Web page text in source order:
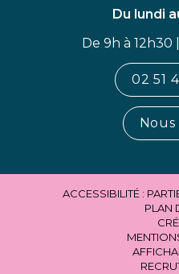
Du lundi
De 9h à 12h30
02 51
ACCESSIBILITÉ :
PLAN